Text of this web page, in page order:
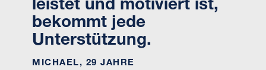
bekommt jede
Unterstützung.
MICHAEL, 29 JAHRE